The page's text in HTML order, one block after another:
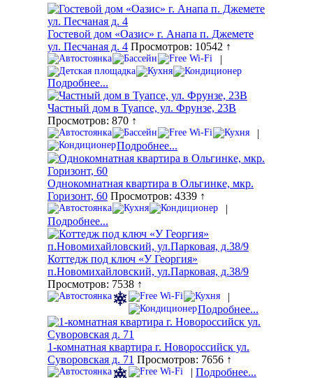
Гостевой дом «Оазис» г. Анапа п. Джемете
ул. Песчаная д. 4 Просмотров: 10542 ↑
|
Подробнее...
Частный дом в Туапсе, ул. Фрунзе, 23В
Просмотров: 870 ↑
|
Подробнее...
Однокомнатная квартира в Ольгинке, мкр.
Горизонт, 60 Просмотров: 4339 ↑
|
Подробнее...
Коттедж под ключ «У Георгия»
п.Новомихайловский, ул.Парковая, д.38/9
Просмотров: 7538 ↑
|
Подробнее...
1-комнатная квартира г. Новороссийск ул.
Суворовская д. 71 Просмотров: 7656 ↑
| Подробнее...